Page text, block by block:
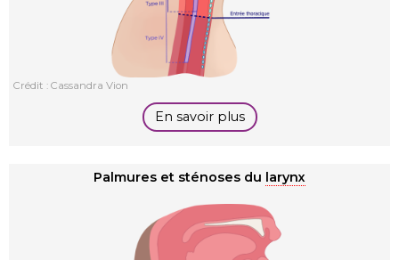
Crédit : Cassandra Vion
En savoir plus
Palmures et sténoses du larynx